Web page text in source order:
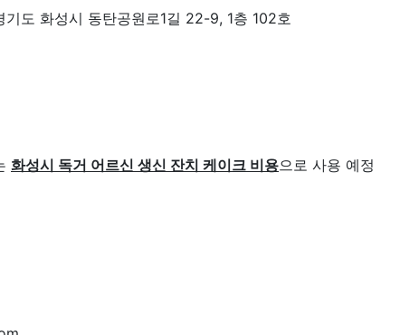
도 화성시 동탄공원로1길 22-9, 1층 102호
화성시 독거 어르신 생신 잔치 케이크 비용으로 사용 예정